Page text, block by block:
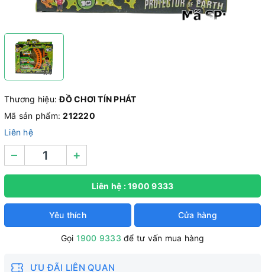
Thương hiệu:ĐỒ CHƠI TÍN PHÁT
Mã sản phẩm:212220
Liên hệ
– +
Liên hệ : 1900 9333
Yêu thích Cửa hàng
Gọi 1900 9333 để tư vấn mua hàng
ƯU ĐÃI LIÊN QUAN